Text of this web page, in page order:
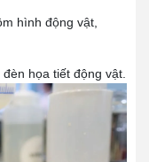
hình động vật,
họa tiết động vật.